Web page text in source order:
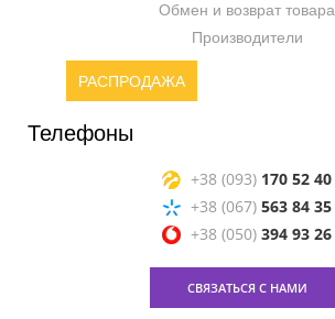
Обмен и возврат товара
Производители
РАСПРОДАЖА
Телефоны
+38 (093) 170 52 40
+38 (067) 563 84 35
+38 (050) 394 93 26
СВЯЗАТЬСЯ С НАМИ